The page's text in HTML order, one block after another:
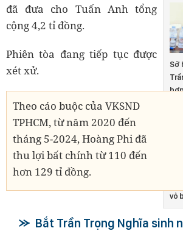
Sở
vỏ
đã đưa cho Tuấn Anh tổng
cộng 4,2 tỉ đồng.
Phiên tòa đang tiếp tục được
xét xử.
Theo cáo buộc của VKSND
TPHCM, từ năm 2020 đến
tháng 5-2024, Hoàng Phi đã
thu lợi bất chính từ 110 đến
hơn 129 tỉ đồng.
Bắt Trần Trọng Nghĩa sinh